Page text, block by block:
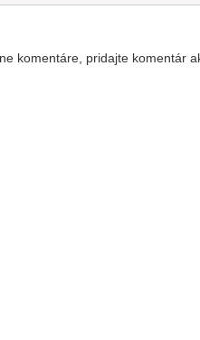
komentáre, pridajte komentár